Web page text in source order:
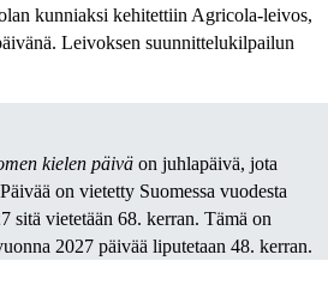
kunniaksi kehitettiin Agricola-leivos,
Leivoksen suunnittelukilpailun
kielen päivä on juhlapäivä, jota
on vietetty Suomessa vuodesta
sitä vietetään 68. kerran. Tämä on
2027 päivää liputetaan 48. kerran.